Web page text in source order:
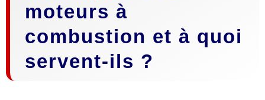
moteurs à
combustion et à quoi
servent-ils ?